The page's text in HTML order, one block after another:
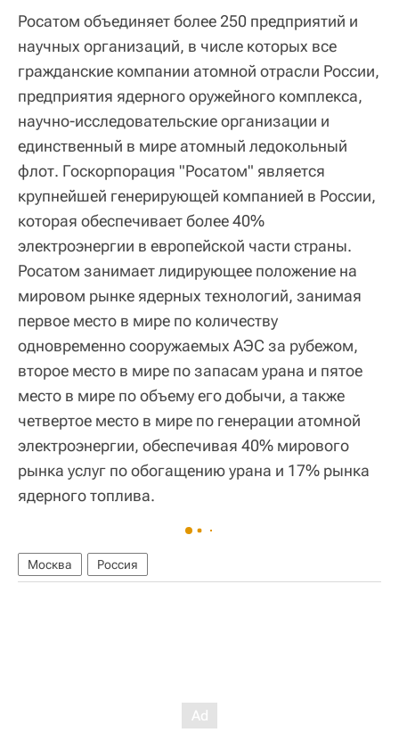
Росатом объединяет более 250 предприятий и
научных организаций, в числе которых все
гражданские компании атомной отрасли России,
предприятия ядерного оружейного комплекса,
научно-исследовательские организации и
единственный в мире атомный ледокольный
флот. Госкорпорация "Росатом" является
крупнейшей генерирующей компанией в России,
которая обеспечивает более 40%
электроэнергии в европейской части страны.
Росатом занимает лидирующее положение на
мировом рынке ядерных технологий, занимая
первое место в мире по количеству
одновременно сооружаемых АЭС за рубежом,
второе место в мире по запасам урана и пятое
место в мире по объему его добычи, а также
четвертое место в мире по генерации атомной
электроэнергии, обеспечивая 40% мирового
рынка услуг по обогащению урана и 17% рынка
ядерного топлива.
Москва Россия